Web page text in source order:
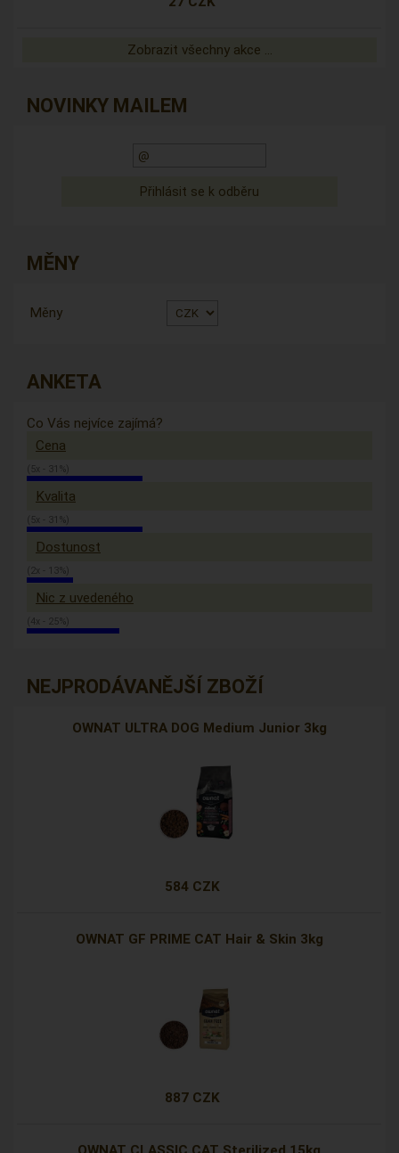
Zobrazit všechny akce ...
NOVINKY MAILEM
MĚNY
Měny
ANKETA
Co Vás nejvíce zajímá?
Cena
(5x - 31%)
Kvalita
(5x - 31%)
Dostunost
(2x - 13%)
Nic z uvedeného
(4x - 25%)
NEJPRODÁVANĚJŠÍ ZBOŽÍ
OWNAT ULTRA DOG Medium Junior 3kg
584 CZK
OWNAT GF PRIME CAT Hair & Skin 3kg
887 CZK